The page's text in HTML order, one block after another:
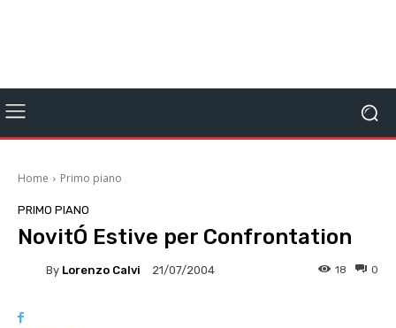
Home Primo piano
PRIMO PIANO
NovitÓ Estive per Confrontation
By Lorenzo Calvi 21/07/2004 0
18